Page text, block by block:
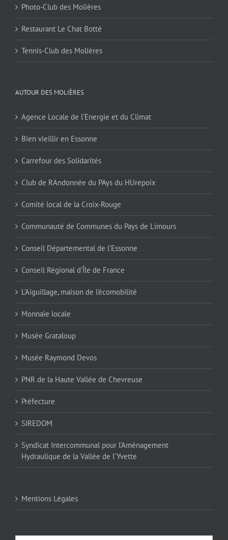
Photo-Club des Molières
Restaurant Le Chat Botté
Tennis-Club des Molières
AUTOUR DES MOLIÈRES
Agence Locale de l'Energie et du Climat
Bien vieillir en Essonne
Carrefour des Solidarités
Club de RAndonnée du PAys du HUrepoix
Comité local de la Croix-Rouge
Communauté de Communes du Pays de Limours
Conseil Départemental de l'Essonne
Conseil Régional d'Île de France
L'Aiguillage, maison de l'écomobilité
Monnaie locale
Musée Grataloup
Musée Raymond Devos
PNR de la Haute Vallée de Chevreuse
Préfecture
SIREDOM
Syndicat Intercommunal pour l’Aménagement
Hydraulique de la Vallée de l’Yvette
Mentions Légales